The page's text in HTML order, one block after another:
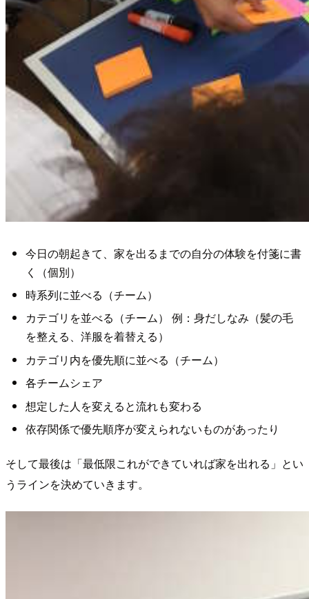
今日の朝起きて、家を出るまでの自分の体験を付箋に書
く（個別）
時系列に並べる（チーム）
カテゴリを並べる（チーム） 例：身だしなみ（髪の毛
を整える、洋服を着替える）
カテゴリ内を優先順に並べる（チーム）
各チームシェア
想定した人を変えると流れも変わる
依存関係で優先順序が変えられないものがあったり
そして最後は「最低限これができていれば家を出れる」とい
うラインを決めていきます。